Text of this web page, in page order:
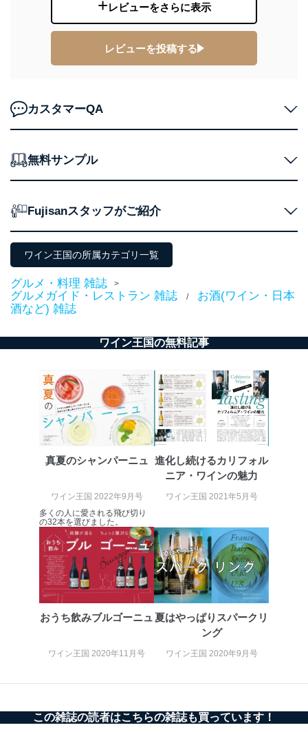
当社が取り扱う開示対象個人情報の利用目的は次のとお
個人情報の種類 利用目的
当社の定期購読サ
の方の個人情報
のため
当社にお問合わせ
お問い合わせ対応、トラブル対
3
当社カスタマーQ＆
Aサービス利用者
カスタマーQ＆Aサイトの投稿内容
の確認のため
サイトのサービス内容のご案内の
るご案内のため
5
当社の従業者の個
人情報
人事、総務などの雇用管理等のた
め
6
パートナー（提携
企業）からの委託
により当社の
等をご利用の方の
購入商品配送のため
提携企業及びお客様がご購入され
た商品の発売元企業からのｅメー
サービス、キャンペーン等の広告
に関するご案内のため
7
SNS公式アカウン
トに登録された方
の個人情報
当社のサービス利用状況の把握お
よびその分析のため
お問い合わせ対応、トラブル対
処、オペレーター教育など応対品
質向上のため
その他当社のプライバシーポリシ
ー等にて公表する利用目的達成の
ため
※上記の利用目的のうちNo.1～5については保有個人デ
ータ（開示対象個人情報）の利用目的であり、下記4.の
開示等のご請求に対応させていただきます。
なお、6、7については、パートナー（提携企業）様又は
各SNS運営会社様にご請求いただきますようお願い致し
当社は、取得した個人情報を適切に管理し､あらかじめ
レビューをさらに表示
レビューを投稿する
カスタマーQA
無料サンプル
Fujisanスタッフがご紹介
ワイン王国の所属カテゴリ一覧
グルメ・料理 雑誌 >
グルメガイド・レストラン 雑誌 /
お酒(ワイン・日本
酒など) 雑誌
ワイン王国の無料記事
真夏のシャンパーニュ
ワイン王国 2022年9月号
多くの人に愛される飛び切り
の32本を選びました。
進化し続けるカリフォル
ニア・ワインの魅力
ワイン王国 2021年5月号
おうち飲みブルゴーニュ
ワイン王国 2020年11月号
夏はやっぱりスパークリ
ング
ワイン王国 2020年9月号
この雑誌の読者はこちらの雑誌も買っています！